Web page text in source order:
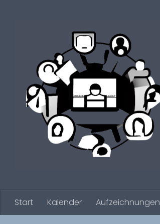
Start Kalender Aufzeichnungen